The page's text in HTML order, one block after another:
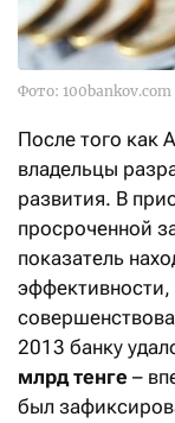
Фото: 100bankov.com
После того как
владельцы
развития. В
просроченной
показатель
эффективности,
2013 банку
млрд тенге –
был